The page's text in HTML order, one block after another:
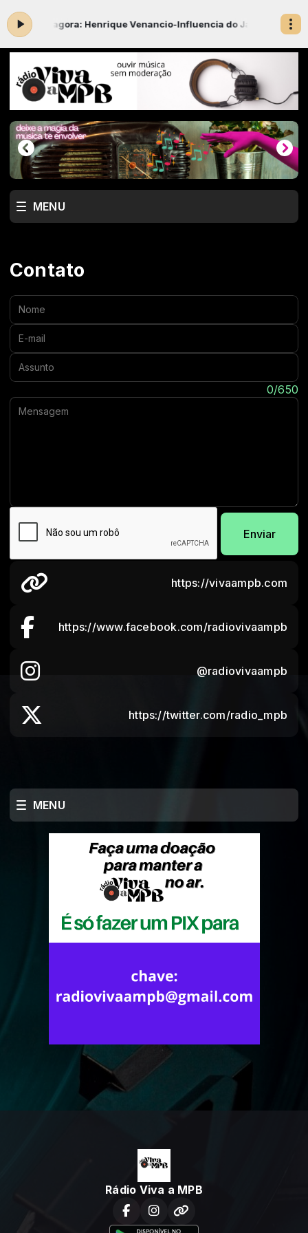
agora: Henrique Venancio-Influencia do Jazz (Carlos Lyra)
MENU
Contato
Nome:
E-mail:
Assunto:
0/650
Enviar
https://vivaampb.com
https://www.facebook.com/radiovivaampb
@radiovivaampb
https://twitter.com/radio_mpb
MENU
Rádio Viva a MPB